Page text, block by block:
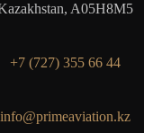
A05H8M5
+7 (727) 355 66 44
info@primeaviation.kz